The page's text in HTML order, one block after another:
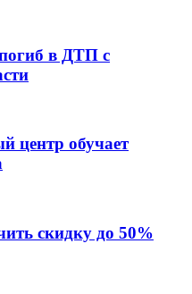
в ДТП с
центр обучает
скидку до 50%